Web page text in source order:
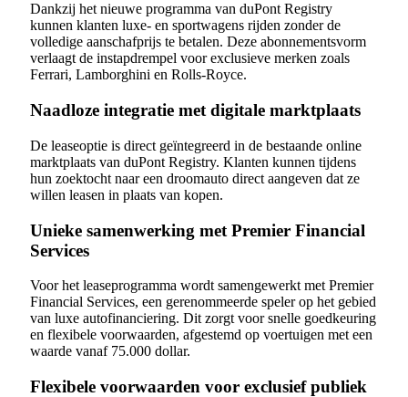
Dankzij het nieuwe programma van duPont Registry
kunnen klanten luxe- en sportwagens rijden zonder de
volledige aanschafprijs te betalen. Deze abonnementsvorm
verlaagt de instapdrempel voor exclusieve merken zoals
Ferrari, Lamborghini en Rolls-Royce.
Naadloze integratie met digitale marktplaats
De leaseoptie is direct geïntegreerd in de bestaande online
marktplaats van duPont Registry. Klanten kunnen tijdens
hun zoektocht naar een droomauto direct aangeven dat ze
willen leasen in plaats van kopen.
Unieke samenwerking met Premier Financial
Services
Voor het leaseprogramma wordt samengewerkt met Premier
Financial Services, een gerenommeerde speler op het gebied
van luxe autofinanciering. Dit zorgt voor snelle goedkeuring
en flexibele voorwaarden, afgestemd op voertuigen met een
waarde vanaf 75.000 dollar.
Flexibele voorwaarden voor exclusief publiek